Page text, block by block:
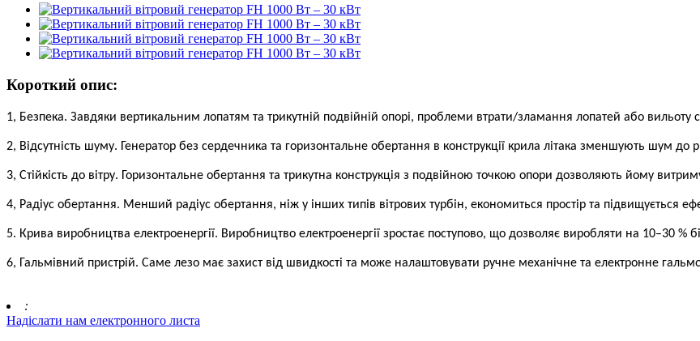
Короткий опис:
1, Безпека. Завдяки вертикальним лопатям та трикутній подвійній опорі, проблеми втрати/зламання лопатей або вильоту
2, Відсутність шуму. Генератор без сердечника та горизонтальне обертання в конструкції крила літака зменшують шум
3, Стійкість до вітру. Горизонтальне обертання та трикутна конструкція з подвійною точкою опори дозволяють йому
4, Радіус обертання. Менший радіус обертання, ніж у інших типів вітрових турбін, економиться простір та підвищується
5. Крива виробництва електроенергії. Виробництво електроенергії зростає поступово, що дозволяє виробляти на 10–30 %
6, Гальмівний пристрій. Саме лезо має захист від швидкості та може налаштовувати ручне механічне та електронне
:
Надіслати нам електронного листа